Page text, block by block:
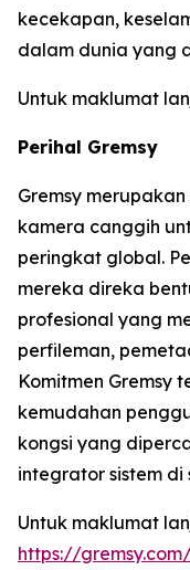
kecekapan,
dalam dunia yang
Untuk maklumat
Perihal Gremsy
Gremsy
kamera canggih
peringkat global.
mereka direka
profesional yang
perfileman,
Komitmen Gremsy
kemudahan
kongsi yang
integrator sistem di
Untuk maklumat
https://